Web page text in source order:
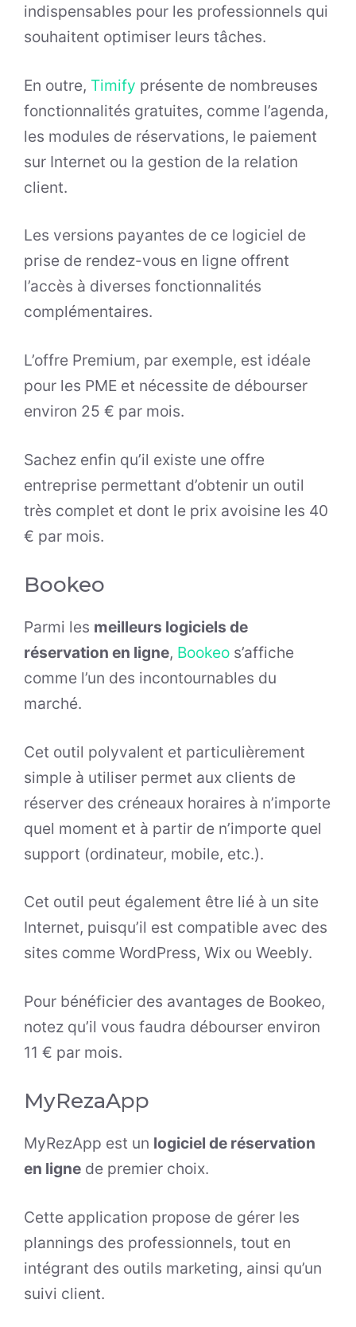
indispensables pour les professionnels qui
souhaitent optimiser leurs tâches.
En outre, Timify présente de nombreuses
fonctionnalités gratuites, comme l’agenda,
les modules de réservations, le paiement
sur Internet ou la gestion de la relation
client.
Les versions payantes de ce logiciel de
prise de rendez-vous en ligne offrent
l’accès à diverses fonctionnalités
complémentaires.
L’offre Premium, par exemple, est idéale
pour les PME et nécessite de débourser
environ 25 € par mois.
Sachez enfin qu’il existe une offre
entreprise permettant d’obtenir un outil
très complet et dont le prix avoisine les 40
€ par mois.
Bookeo
Parmi les meilleurs logiciels de
réservation en ligne, Bookeo s’affiche
comme l’un des incontournables du
marché.
Cet outil polyvalent et particulièrement
simple à utiliser permet aux clients de
réserver des créneaux horaires à n’importe
quel moment et à partir de n’importe quel
support (ordinateur, mobile, etc.).
Cet outil peut également être lié à un site
Internet, puisqu’il est compatible avec des
sites comme WordPress, Wix ou Weebly.
Pour bénéficier des avantages de Bookeo,
notez qu’il vous faudra débourser environ
11 € par mois.
MyRezaApp
MyRezApp est un logiciel de réservation
en ligne de premier choix.
Cette application propose de gérer les
plannings des professionnels, tout en
intégrant des outils marketing, ainsi qu’un
suivi client.